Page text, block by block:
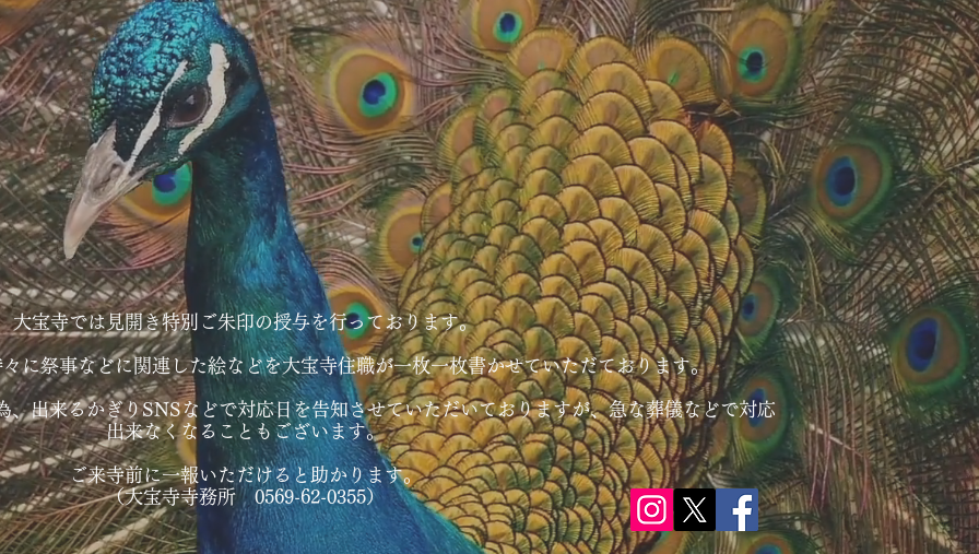
大宝寺では見開き特別ご朱印の授与を行っております。
に祭事などに関連した絵などを大宝寺住職が一枚一枚書かせていただております。
、出来るかぎりSNSなどで対応日を告知させていただいておりますが、急な葬儀などで対応
出来なくなることもございます。
ご来寺前に一報いただけると助かります。
（大宝寺寺務所 0569-62-0355）